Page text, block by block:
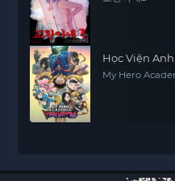
Học Viện
My Hero